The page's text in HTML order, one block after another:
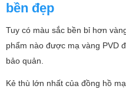
bền đẹp
Tuy có màu sắc bền bỉ hơn
phẩm nào được mạ vàng PVD
bảo quản.
Kẻ thù lớn nhất của đồng hồ